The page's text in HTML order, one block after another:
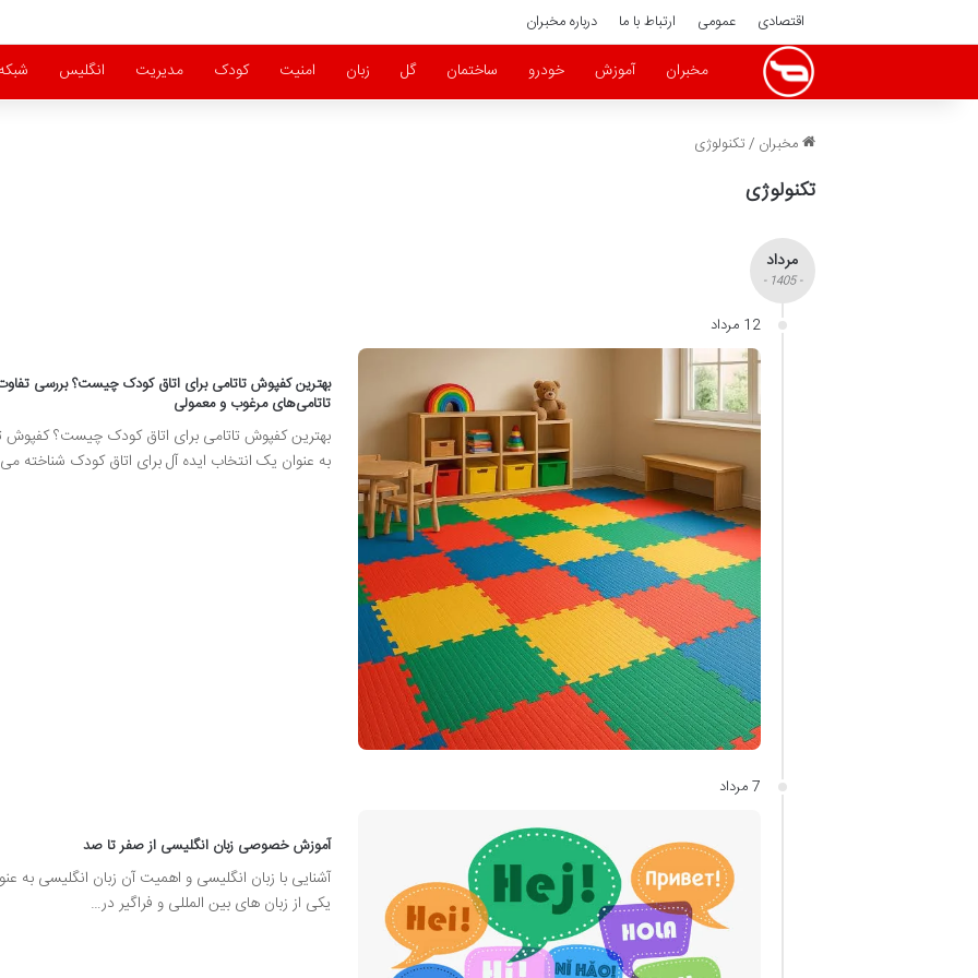
اقتصادی عمومی ارتباط با ما درباره مخبران
مخبران آموزش خودرو ساختمان گل زبان امنیت کودک مدیریت انگلیس
مخبران /تکنولوژی
تکنولوژی
مرداد
- 1405 -
12 مرداد
بهترین کفپوش تاتامی برای اتاق کودک چیست؟ بررسی
تاتامی‌های مرغوب و معمولی
بهترین کفپوش تاتامی برای اتاق کودک چیست؟ کفپوش
به عنوان یک انتخاب ایده آل برای اتاق کودک شناخته
7 مرداد
آموزش خصوصی زبان انگلیسی از صفر تا صد
آشنایی با زبان انگلیسی و اهمیت آن زبان انگلیسی به
یکی از زبان های بین المللی و فراگیر در…